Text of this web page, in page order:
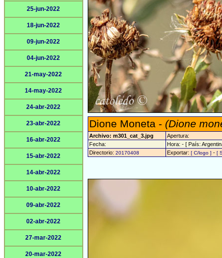
25-jun-2022
18-jun-2022
09-jun-2022
04-jun-2022
21-may-2022
14-may-2022
24-abr-2022
23-abr-2022
16-abr-2022
15-abr-2022
14-abr-2022
10-abr-2022
09-abr-2022
02-abr-2022
27-mar-2022
20-mar-2022
Dione Moneta - (Dione
Archivo: m301_cat_3.jpg
Apertura:
Fecha:
Hora: - [ País:
Directorio: 20170408 Exportar: [ C/logo ] - [